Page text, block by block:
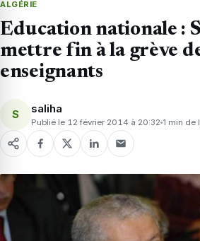
ALGÉRIE
Education nationale :
mettre fin à la grève
enseignants
S saliha
Publié le 12 février 2014 à 20:32 1 min de